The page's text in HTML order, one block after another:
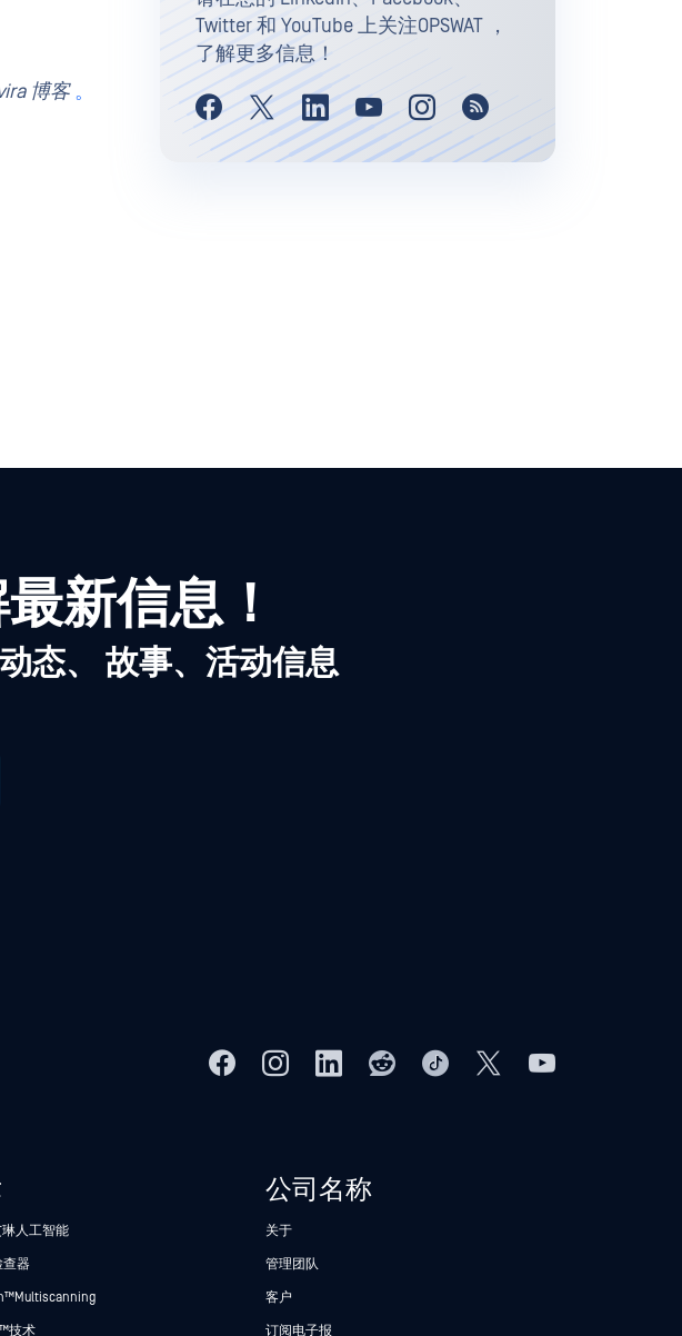
博客 。
Twitter 和 YouTube 上关注OPSWAT ，
了解更多信息！
新信息！
态、 故事、活动信息
人工智能
查器
Multiscanning
技术
公司名称
关于
管理团队
客户
订阅电子报